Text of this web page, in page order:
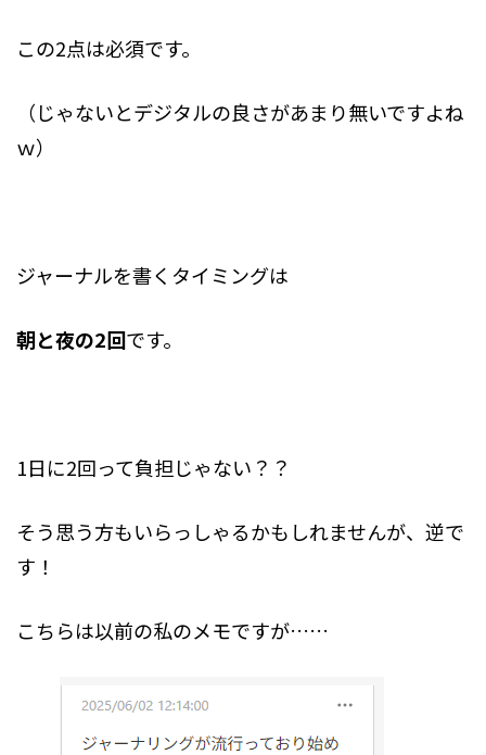
この2点は必須です。
（じゃないとデジタルの良さがあまり無いですよね
ｗ）
ジャーナルを書くタイミングは
朝と夜の2回です。
1日に2回って負担じゃない？？
そう思う方もいらっしゃるかもしれませんが、逆で
す！
こちらは以前の私のメモですが……